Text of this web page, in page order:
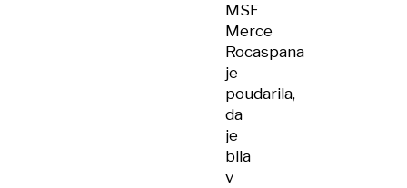
MSF
Merce
Rocaspana
je
poudarila,
da
je
bila
v